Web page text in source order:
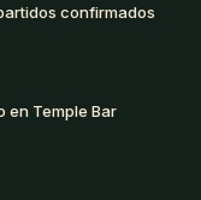
confirmados
en Temple Bar